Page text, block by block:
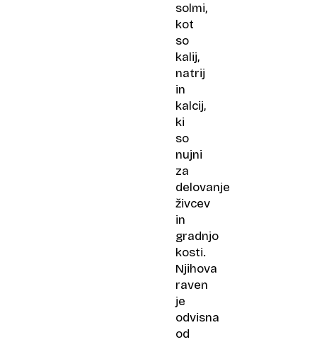
solmi,
kot
so
kalij,
natrij
in
kalcij,
ki
so
nujni
za
delovanje
živcev
in
gradnjo
kosti.
Njihova
raven
je
odvisna
od